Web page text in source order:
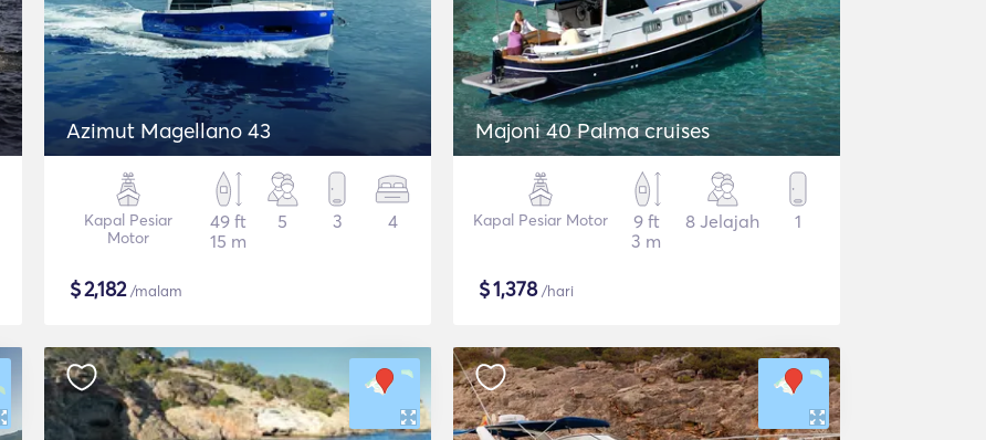
Azimut Magellano 43
Kapal Pesiar
Motor
49 ft
15 m
5 3 4
$2,182/malam
Majoni 40 Palma cruises
Kapal Pesiar Motor
9 ft
3 m
8 Jelajah 1
$1,378/hari